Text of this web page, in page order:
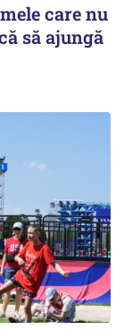
care nu
să ajungă